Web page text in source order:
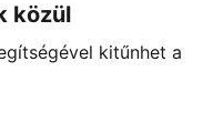
közül
kitűnhet a